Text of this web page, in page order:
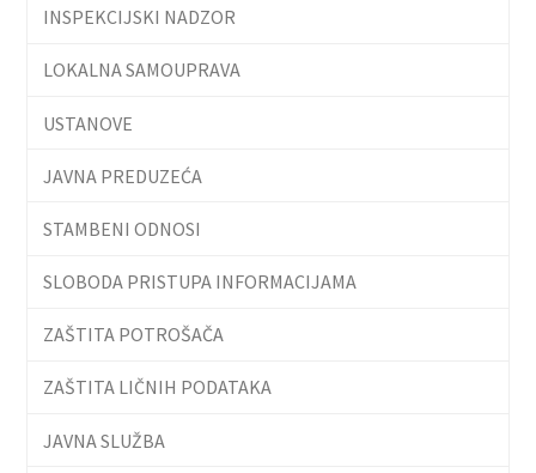
INSPEKCIJSKI NADZOR
LOKALNA SAMOUPRAVA
USTANOVE
JAVNA PREDUZEĆA
STAMBENI ODNOSI
SLOBODA PRISTUPA INFORMACIJAMA
ZAŠTITA POTROŠAČA
ZAŠTITA LIČNIH PODATAKA
JAVNA SLUŽBA